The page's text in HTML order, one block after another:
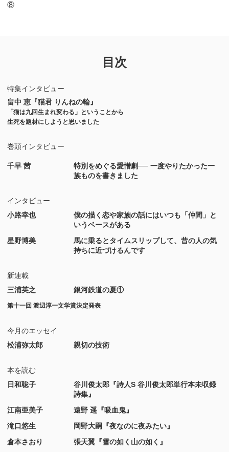
⑧
目次
特集インタビュー
畠中 恵『猫君 りんねの輪』
「猫は九回生まれ変わる」ということから
生死を題材にしようと思いました
巻頭インタビュー
千早 茜
特別をめぐる愛憎劇── 一度やりたかった一
族ものを書きました
インタビュー
小路幸也
僕の描く恋や家族の話にはいつも「仲間」と
いうベースがある
星野博美
馬に乗るとタイムスリップして、昔の人の気
持ちに近づけるんです
新連載
三浦英之
銀河鉄道の夏①
第十一回 渡辺淳一文学賞決定発表
今月のエッセイ
松浦弥太郎
親切の技術
本を読む
日和聡子
谷川俊太郎『詩人S 谷川俊太郎単行本未収録
詩集』
江南亜美子
遠野 遥『吸血鬼』
滝口悠生
岡野大嗣『夜なのに夜みたい』
倉本さおり
張天翼『雪の如く山の如く』